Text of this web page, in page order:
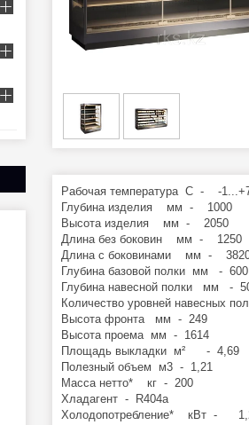
Рабочая температура C - -
Глубина изделия мм - 1000
Высота изделия мм - 2050
Длина без боковин мм - 1250
Длина с боковинами мм -
Глубина базовой полки мм - 600
Глубина навесной полки мм -
Количество уровней навесных
Высота фронта мм - 249
Высота проема мм - 1614
Площадь выкладки м² - 4,69
Полезный объем м3 - 1,21
Масса нетто* кг - 200
Хладагент - R404a
Холодопотребление* кВт -